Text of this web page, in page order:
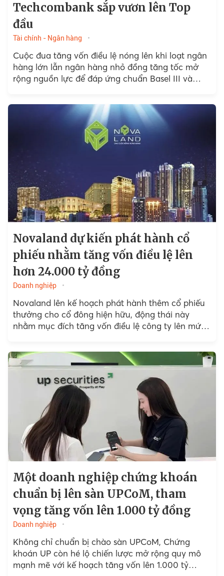
Techcombank sắp vươn lên Top
đầu
Tài chính - Ngân hàng
Cuộc đua tăng vốn điều lệ nóng lên khi loạt ngân
hàng lớn lẫn ngân hàng nhỏ đồng tăng tốc mở
rộng nguồn lực để đáp ứng chuẩn Basel III và
Novaland dự kiến phát hành cổ
phiếu nhằm tăng vốn điều lệ lên
hơn 24.000 tỷ đồng
Doanh nghiệp
Novaland lên kế hoạch phát hành thêm cổ phiếu
thưởng cho cổ đông hiện hữu, động thái này
nhằm mục đích tăng vốn điều lệ công ty lên mức
Một doanh nghiệp chứng khoán
chuẩn bị lên sàn UPCoM, tham
vọng tăng vốn lên 1.000 tỷ đồng
Doanh nghiệp
Không chỉ chuẩn bị chào sàn UPCoM, Chứng
khoán UP còn hé lộ chiến lược mở rộng quy mô
mạnh mẽ với kế hoạch tăng vốn lên 1.000 tỷ